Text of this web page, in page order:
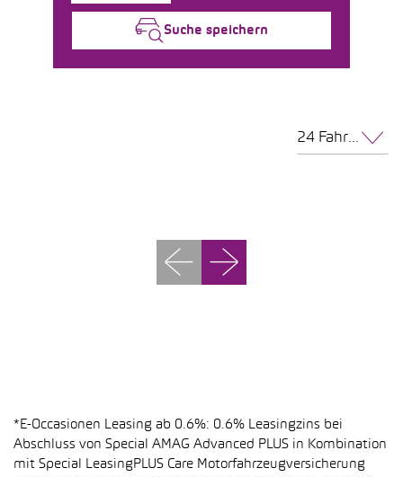
Suche speichern
24 Fahrzeuge pro Seite
*E-Occasionen Leasing ab 0.6%: 0.6% Leasingzins bei
Abschluss von Special AMAG Advanced PLUS in Kombination
mit Special LeasingPLUS Care Motorfahrzeugversicherung